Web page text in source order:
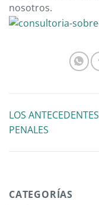
nosotros.
LOS ANTECEDENTES
PENALES
CATEGORÍAS